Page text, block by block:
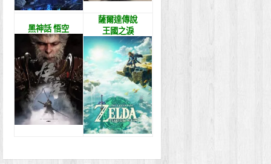
黑神話 悟空
薩爾達傳說
王國之淚